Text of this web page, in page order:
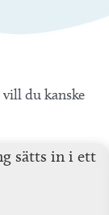
du kanske